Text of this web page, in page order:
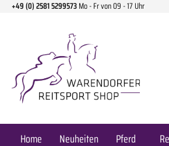
Hauptinhalt springen
Zur Suche springen
Zur Hauptnavigation springen
+49 (0) 2581 5299573Mo - Fr von 09 - 17 Uhr
Home Neuheiten Pferd